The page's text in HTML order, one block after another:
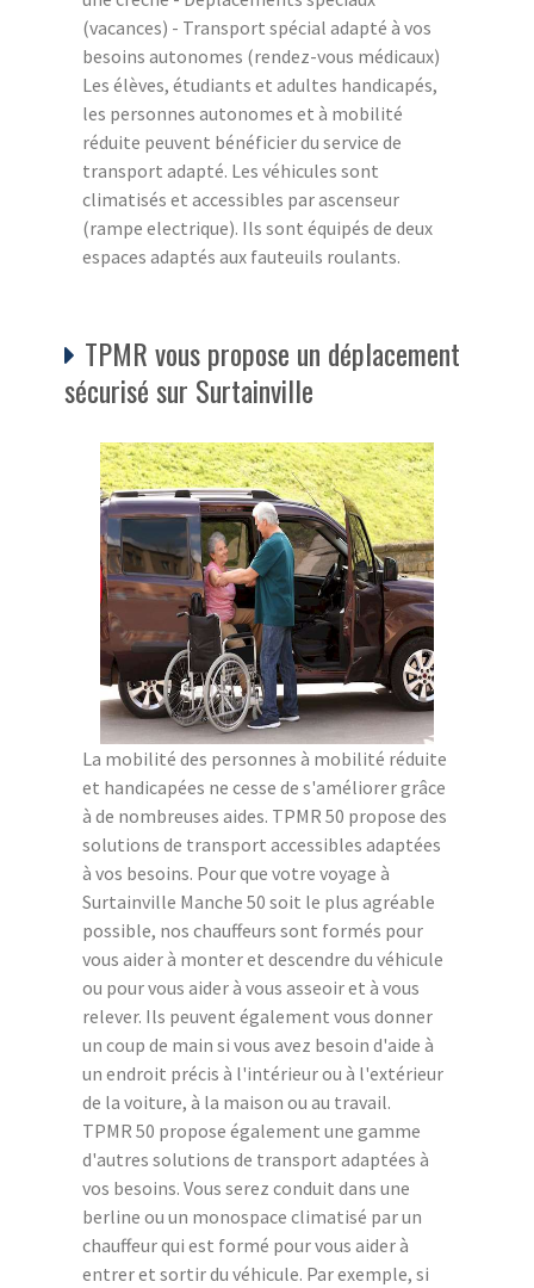
(vacances) - Transport spécial adapté à vos
besoins autonomes (rendez-vous médicaux)
Les élèves, étudiants et adultes handicapés,
les personnes autonomes et à mobilité
réduite peuvent bénéficier du service de
transport adapté. Les véhicules sont
climatisés et accessibles par ascenseur
(rampe electrique). Ils sont équipés de deux
espaces adaptés aux fauteuils roulants.
TPMR vous propose un déplacement
sécurisé sur Surtainville
La mobilité des personnes à mobilité réduite
et handicapées ne cesse de s'améliorer grâce
à de nombreuses aides. TPMR 50 propose des
solutions de transport accessibles adaptées
à vos besoins. Pour que votre voyage à
Surtainville Manche 50 soit le plus agréable
possible, nos chauffeurs sont formés pour
vous aider à monter et descendre du véhicule
ou pour vous aider à vous asseoir et à vous
relever. Ils peuvent également vous donner
un coup de main si vous avez besoin d'aide à
un endroit précis à l'intérieur ou à l'extérieur
de la voiture, à la maison ou au travail.
TPMR 50 propose également une gamme
d'autres solutions de transport adaptées à
vos besoins. Vous serez conduit dans une
berline ou un monospace climatisé par un
chauffeur qui est formé pour vous aider à
entrer et sortir du véhicule. Par exemple, si